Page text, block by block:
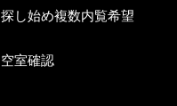
探し始め複数内覧希望
空室確認